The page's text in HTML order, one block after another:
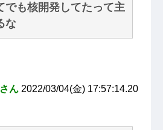
でも核開発してたって主
な
ん 2022/03/04(金) 17:57:14.20